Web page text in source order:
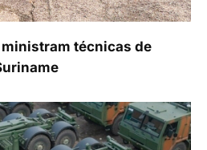
técnicas de